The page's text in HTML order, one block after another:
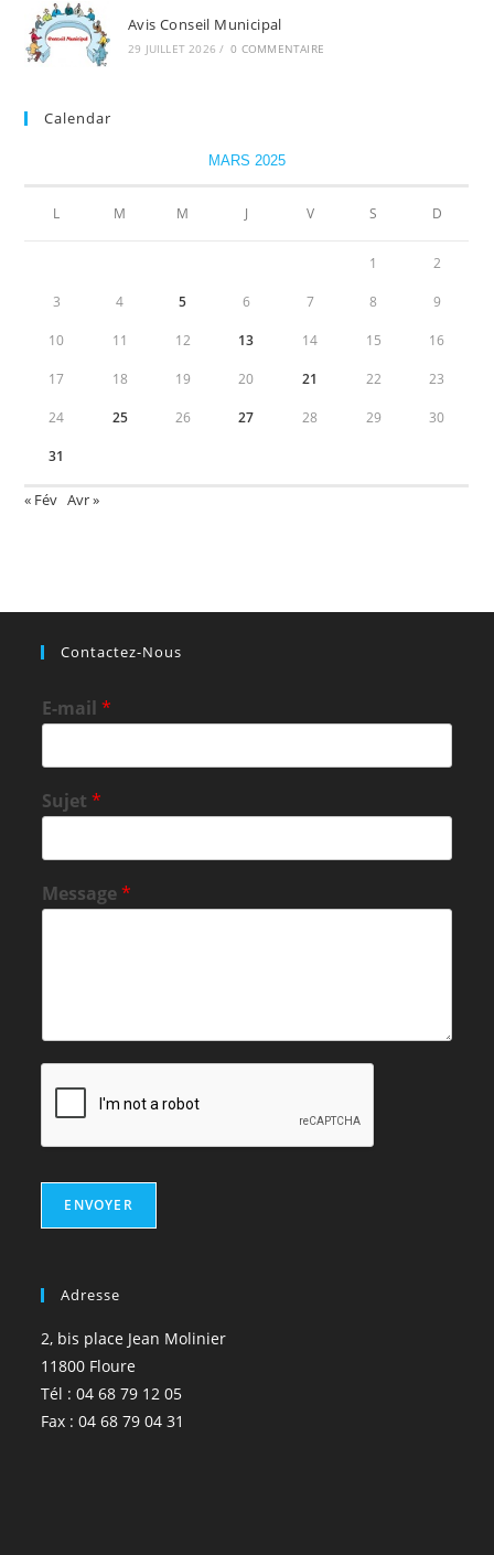
Avis Conseil Municipal
29 JUILLET 2026 / 0 COMMENTAIRE
Calendar
MARS 2025
L M M J V S D
1 2
3 4 5 6 7 8 9
10 11 12 13 14 15 16
17 18 19 20 21 22 23
24 25 26 27 28 29 30
31
« Fév Avr »
Contactez-Nous
E-mail*
Sujet*
Message*
ENVOYER
Adresse
2, bis place Jean Molinier
11800 Floure
Tél : 04 68 79 12 05
Fax : 04 68 79 04 31